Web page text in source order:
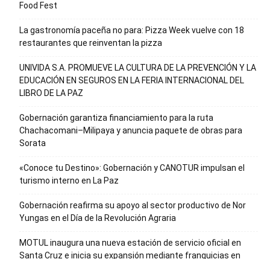
Food Fest
La gastronomía paceña no para: Pizza Week vuelve con 18
restaurantes que reinventan la pizza
UNIVIDA S.A. PROMUEVE LA CULTURA DE LA PREVENCIÓN Y LA
EDUCACIÓN EN SEGUROS EN LA FERIA INTERNACIONAL DEL
LIBRO DE LA PAZ
Gobernación garantiza financiamiento para la ruta
Chachacomani–Milipaya y anuncia paquete de obras para
Sorata
«Conoce tu Destino»: Gobernación y CANOTUR impulsan el
turismo interno en La Paz
Gobernación reafirma su apoyo al sector productivo de Nor
Yungas en el Día de la Revolución Agraria
MOTUL inaugura una nueva estación de servicio oficial en
Santa Cruz e inicia su expansión mediante franquicias en